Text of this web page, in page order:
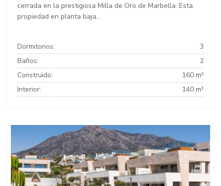
cerrada en la prestigiosa Milla de Oro de Marbella. Esta
propiedad en planta baja...
Dormitorios:
3
Baños:
2
Construido:
160 m²
Interior:
140 m²